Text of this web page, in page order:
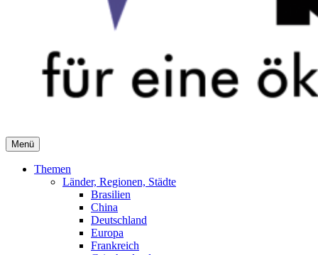
Menü
Themen
Länder, Regionen, Städte
Brasilien
China
Deutschland
Europa
Frankreich